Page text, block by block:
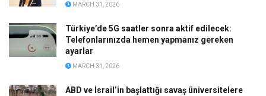
MARCH 31, 2026
Türkiye’de 5G saatler sonra aktif edilecek:
Telefonlarınızda hemen yapmanız gereken
ayarlar
MARCH 31, 2026
ABD ve İsrail’in başlattığı savaş üniversitelere